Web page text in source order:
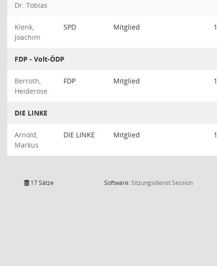
Dr. Tobias
Klenk,
Joachim
SPD Mitglied
FDP - Volt-ÖDP
Berroth,
Heiderose
FDP Mitglied
DIE LINKE
Arnold,
Markus
DIE LINKE Mitglied
17 Sätze Software:SitzungsdienstSession(Wird in